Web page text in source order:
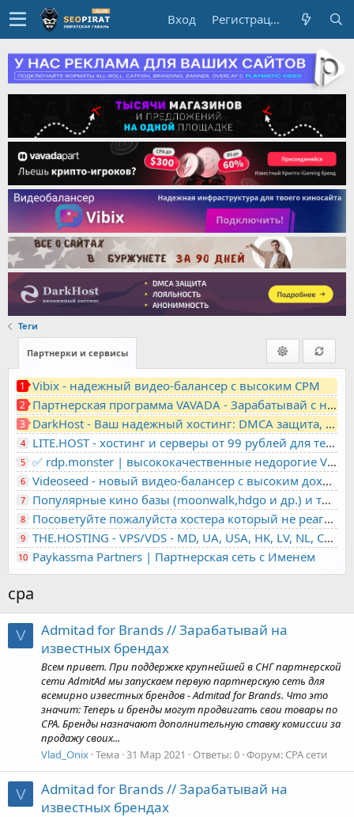
Вход Регистрация
Теги
Партнерки и сервисы
1 Vibix - надежный видео-балансер с высоким CPM
2 Партнерская программа VAVADA - Зарабатывай с нами!
3 DarkHost - Ваш надежный хостинг: DMCA защита, лояльность, анонимность
4 LITE.HOST - хостинг и серверы от 99 рублей для тех, кто любит не переплачивать. Доступ по SSH, поддержка PHP, GIT, COMPOSER, сертификаты Let's Encrypt
5 ✅ rdp.monster | высококачественные недорогие VPS, RDP - выделенные серверы
6 Videoseed - новый видео-балансер с высоким доходом
7 Популярные кино базы (moonwalk,hdgo и др.) и торренты в одном плеере для вашего сайта
8 Посоветуйте пожалуйста хостера который не реагирует на ркн
9 THE.HOSTING - VPS/VDS - MD, UA, USA, HK, LV, NL, CA, DE, SK, CZE, GB, IL, TR, PL, BG, RO, IT, FL, HU, PT.
10 Paykassma Partners | Партнерская сеть с Именем
cpa
V
Admitad for Brands // Зарабатывай на
известных брендах
Всем привет. При поддержке крупнейшей в СНГ партнерской
сети AdmitAd мы запускаем первую партнерскую сеть для
всемирно известных брендов - Admitad for Brands. Что это
значит: Теперь и бренды могут продвигать свои товары по
CPA. Бренды назначают дополнительную ставку комиссии за
продажу своих...
Vlad_Onix Тема 31 Мар 2021 Ответы: 0 Форум: CPA сети
V
Admitad for Brands // Зарабатывай на
известных брендах